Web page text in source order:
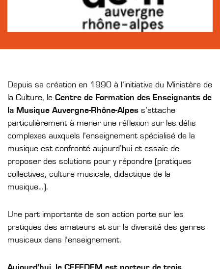
Depuis sa création en 1990 à l’initiative du Ministère de
la Culture, le Centre de Formation des Enseignants de
la Musique Auvergne-Rhône-Alpes s’attache
particulièrement à mener une réflexion sur les défis
complexes auxquels l’enseignement spécialisé de la
musique est confronté aujourd’hui et essaie de
proposer des solutions pour y répondre (pratiques
collectives, culture musicale, didactique de la
musique…).
Une part importante de son action porte sur les
pratiques des amateurs et sur la diversité des genres
musicaux dans l’enseignement.